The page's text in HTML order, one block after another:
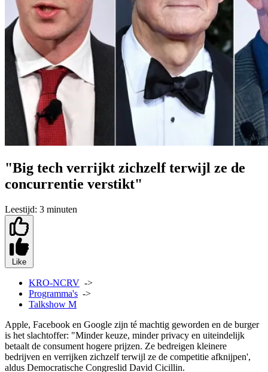
"Big tech verrijkt zichzelf terwijl ze de
concurrentie verstikt"
Leestijd: 3 minuten
Like
KRO-NCRV ->
Programma's ->
Talkshow M
Apple, Facebook en Google zijn té machtig geworden en de burger
is het slachtoffer: "Minder keuze, minder privacy en uiteindelijk
betaalt de consument hogere prijzen. Ze bedreigen kleinere
bedrijven en verrijken zichzelf terwijl ze de competitie afknijpen',
aldus Democratische Congreslid David Cicillin.